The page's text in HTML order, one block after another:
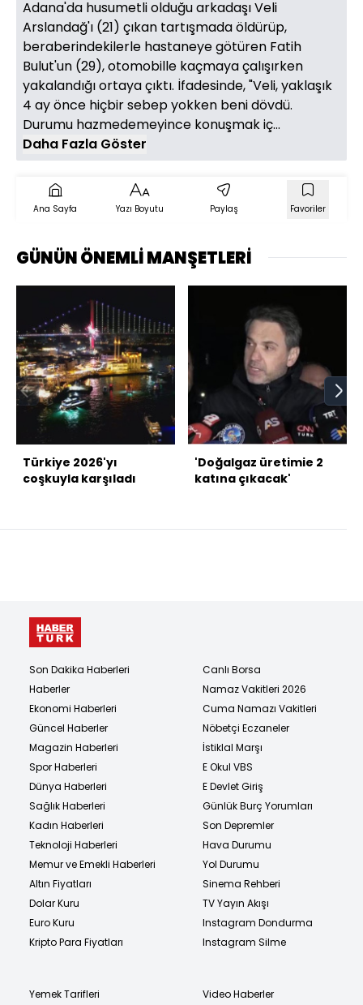
Adana'da husumetli olduğu arkadaşı Veli
Arslandağ'ı (21) çıkan tartışmada öldürüp,
beraberindekilerle hastaneye götüren Fatih
Bulut'un (29), otomobille kaçmaya çalışırken
yakalandığı ortaya çıktı. İfadesinde, "Veli, yaklaşık
4 ay önce hiçbir sebep yokken beni dövdü.
Durumu hazmedemeyince konuşmak iç...
Daha Fazla Göster
Ana Sayfa Yazı Boyutu Paylaş Favoriler
GÜNÜN ÖNEMLİ MANŞETLERİ
Türkiye 2026'yı
coşkuyla karşıladı
'Doğalgaz üretimie 2
katına çıkacak'
Son Dakika Haberleri
Haberler
Ekonomi Haberleri
Güncel Haberler
Magazin Haberleri
Spor Haberleri
Dünya Haberleri
Sağlık Haberleri
Kadın Haberleri
Teknoloji Haberleri
Memur ve Emekli Haberleri
Altın Fiyatları
Dolar Kuru
Euro Kuru
Kripto Para Fiyatları
Canlı Borsa
Namaz Vakitleri 2026
Cuma Namazı Vakitleri
Nöbetçi Eczaneler
İstiklal Marşı
E Okul VBS
E Devlet Giriş
Günlük Burç Yorumları
Son Depremler
Hava Durumu
Yol Durumu
Sinema Rehberi
TV Yayın Akışı
Instagram Dondurma
Instagram Silme
Yemek Tarifleri
Video Haberler